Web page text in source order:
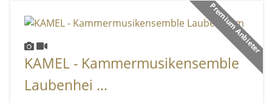
Premium Anbieter
KAMEL - Kammermusikensemble
Laubenhei ...